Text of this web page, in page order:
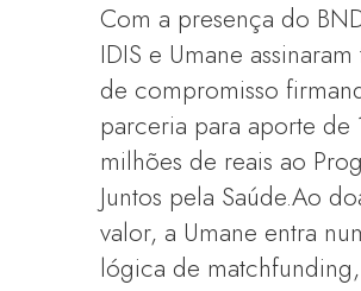
Com a presença do
IDIS e Umane
de compromisso
parceria para aporte de
milhões de reais ao
Juntos pela Saúde.Ao
valor, a Umane entra
lógica de